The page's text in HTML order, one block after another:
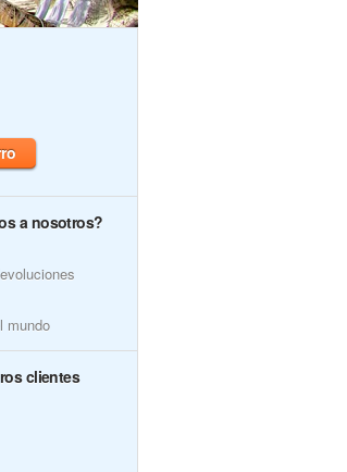
a nosotros?
mundo
clientes